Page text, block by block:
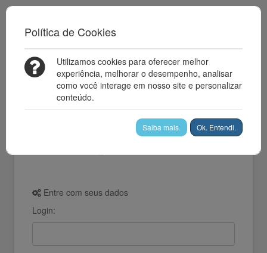
Entre com seus dados
Login:
Política de Cookies
Utilizamos cookies para oferecer melhor
experiência, melhorar o desempenho, analisar
como você interage em nosso site e personalizar
conteúdo.
Saiba mais. Ok. Entendi.